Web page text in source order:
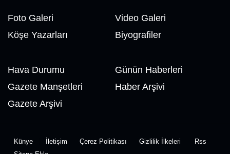
Foto Galeri
Video Galeri
Köşe Yazarları
Biyografiler
Hava Durumu
Günün Haberleri
Gazete Manşetleri
Haber Arşivi
Gazete Arşivi
Künye İletişim Çerez Politikası Gizlilik İlkeleri
Rss